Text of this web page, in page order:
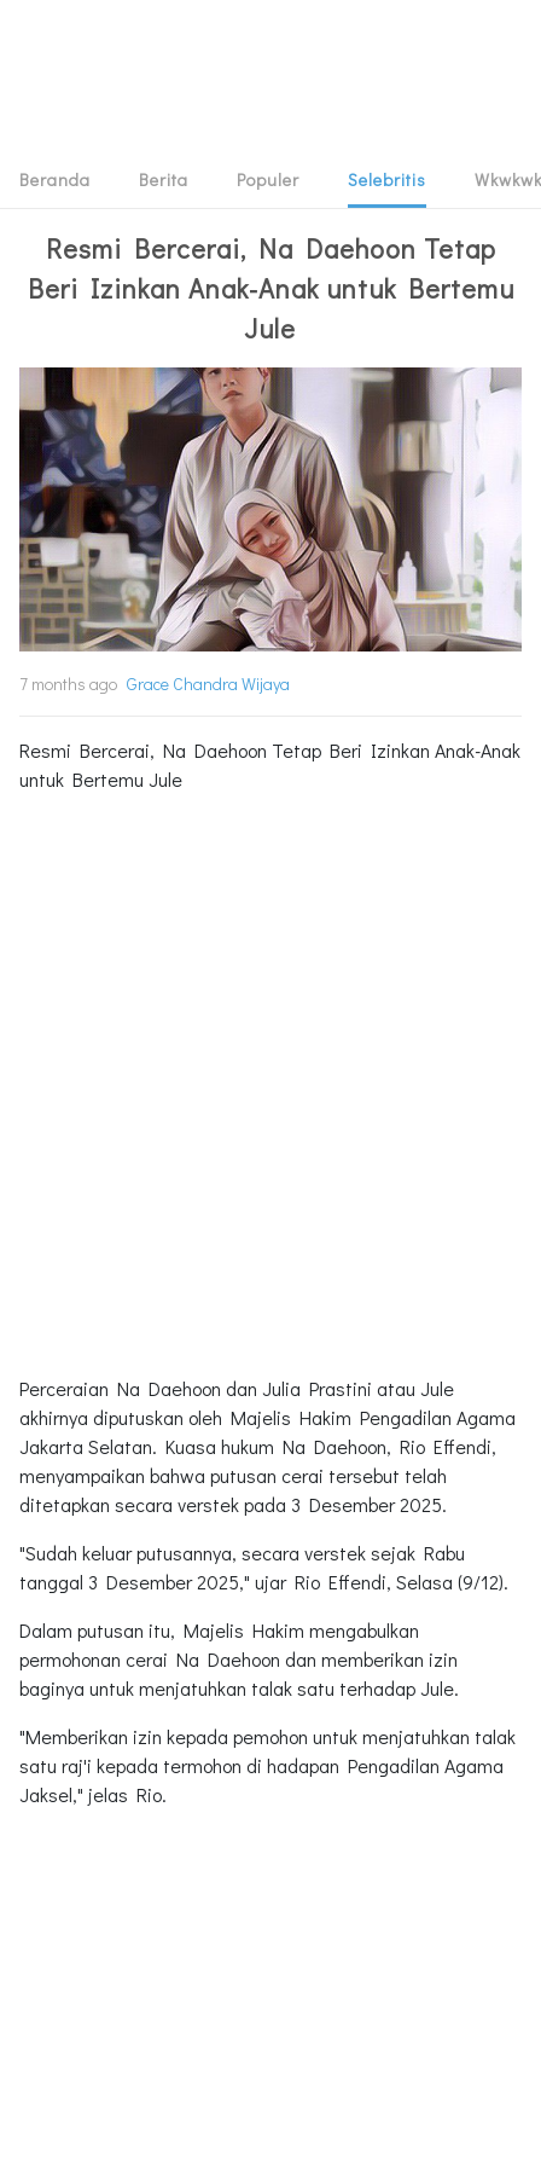
Beranda Berita Populer Selebritis Wkwkwk
Resmi Bercerai, Na Daehoon Tetap
Beri Izinkan Anak-Anak untuk Bertemu
Jule
7 months ago Grace Chandra Wijaya
Resmi Bercerai, Na Daehoon Tetap Beri Izinkan Anak-Anak
untuk Bertemu Jule
Perceraian Na Daehoon dan Julia Prastini atau Jule
akhirnya diputuskan oleh Majelis Hakim Pengadilan Agama
Jakarta Selatan. Kuasa hukum Na Daehoon, Rio Effendi,
menyampaikan bahwa putusan cerai tersebut telah
ditetapkan secara verstek pada 3 Desember 2025.
"Sudah keluar putusannya, secara verstek sejak Rabu
tanggal 3 Desember 2025," ujar Rio Effendi, Selasa (9/12).
Dalam putusan itu, Majelis Hakim mengabulkan
permohonan cerai Na Daehoon dan memberikan izin
baginya untuk menjatuhkan talak satu terhadap Jule.
"Memberikan izin kepada pemohon untuk menjatuhkan talak
satu raj'i kepada termohon di hadapan Pengadilan Agama
Jaksel," jelas Rio.